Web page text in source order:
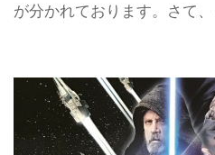
が分かれております。さて